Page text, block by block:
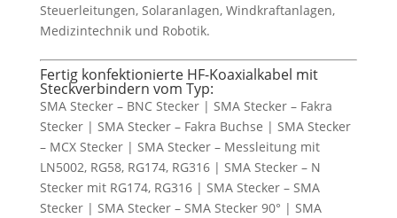
Steuerleitungen, Solaranlagen, Windkraftanlagen,
Medizintechnik und Robotik.
Fertig konfektionierte HF-Koaxialkabel mit
Steckverbindern vom Typ:
SMA Stecker – BNC Stecker | SMA Stecker – Fakra
Stecker | SMA Stecker – Fakra Buchse | SMA Stecker
– MCX Stecker | SMA Stecker – Messleitung mit
LN5002, RG58, RG174, RG316 | SMA Stecker – N
Stecker mit RG174, RG316 | SMA Stecker – SMA
Stecker | SMA Stecker – SMA Stecker 90° | SMA